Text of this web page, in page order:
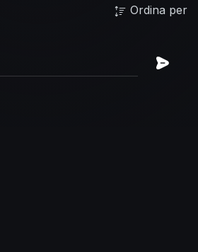
Ordina per